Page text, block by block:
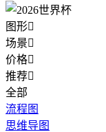
图形
场景
价格
推荐
全部
流程图
思维导图